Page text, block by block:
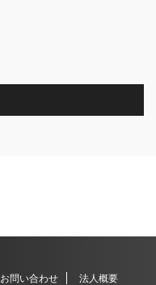
お問い合わせ 法人概要